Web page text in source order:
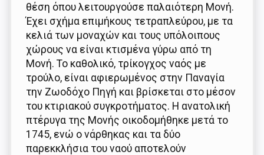
θέση όπου λειτουργούσε παλαιότερη Μονή.
Έχει σχήμα επιμήκους τετραπλεύρου, με τα
κελιά των μοναχών και τους υπόλοιπους
χώρους να είναι κτισμένα γύρω από τη
Μονή. Το καθολικό, τρίκογχος ναός με
τρούλο, είναι αφιερωμένος στην Παναγία
την Ζωοδόχο Πηγή και βρίσκεται στο μέσον
του κτιριακού συγκροτήματος. Η ανατολική
πτέρυγα της Μονής οικοδομήθηκε μετά το
1745, ενώ ο νάρθηκας και τα δύο
παρεκκλήσια του ναού αποτελούν